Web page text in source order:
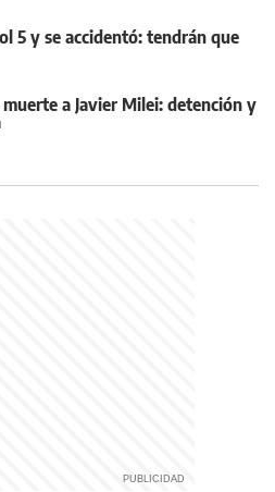
5 y se accidentó: tendrán que
a Javier Milei: detención y